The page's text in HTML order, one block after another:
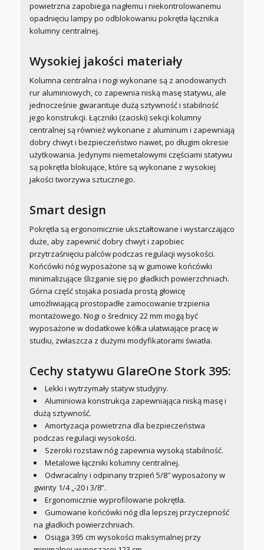
powietrzna zapobiega nagłemu i niekontrolowanemu
opadnięciu lampy po odblokowaniu pokrętła łącznika
kolumny centralnej.
Wysokiej jakości materiały
Kolumna centralna i nogi wykonane są z anodowanych
rur aluminiowych, co zapewnia niską masę statywu, ale
jednocześnie gwarantuje dużą sztywność i stabilność
jego konstrukcji. Łączniki (zaciski) sekcji kolumny
centralnej są również wykonane z aluminum i zapewniają
dobry chwyt i bezpieczeństwo nawet, po długim okresie
użytkowania. Jedynymi niemetalowymi częściami statywu
są pokrętła blokujące, które są wykonane z wysokiej
jakości tworzywa sztucznego.
Smart design
Pokrętła są ergonomicznie ukształtowane i wystarczająco
duże, aby zapewnić dobry chwyt i zapobiec
przytrzaśnięciu palców podczas regulacji wysokości.
Końcówki nóg wyposażone są w gumowe końcówki
minimalizujące ślizganie się po gładkich powierzchniach.
Górna część stojaka posiada prostą głowicę
umożliwiającą prostopadłe zamocowanie trzpienia
montażowego. Nogi o średnicy 22 mm mogą być
wyposażone w dodatkowe kółka ułatwiające pracę w
studiu, zwłaszcza z dużymi modyfikatorami światła.
Cechy statywu GlareOne Stork 395:
Lekki i wytrzymały statyw studyjny.
Aluminiowa konstrukcja zapewniająca niską masę i
dużą sztywność.
Amortyzacja powietrzna dla bezpieczeństwa
podczas regulacji wysokości.
Szeroki rozstaw nóg zapewnia wysoką stabilność.
Metalowe łączniki kolumny centralnej.
Odwracalny i odpinany trzpień 5/8″ wyposażony w
gwinty 1/4 „-20 i 3/8”.
Ergonomicznie wyprofilowane pokrętła.
Gumowane końcówki nóg dla lepszej przyczepność
na gładkich powierzchniach.
Osiąga 395 cm wysokości maksymalnej przy